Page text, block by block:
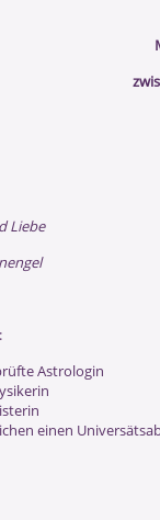
Liebe
Astrologin
einen